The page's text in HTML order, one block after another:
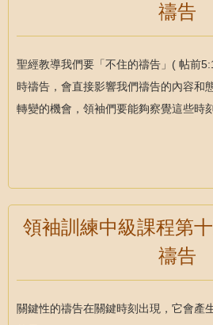
禱告
聖經教導我們要「不住的禱告」( 帖前
時禱告，會直接影響我們禱告的內容和
轉變的機會，領袖們要能夠察覺這些
領袖訓練中級課程第
禱告
關鍵性的禱告在關鍵時刻出現，它會產